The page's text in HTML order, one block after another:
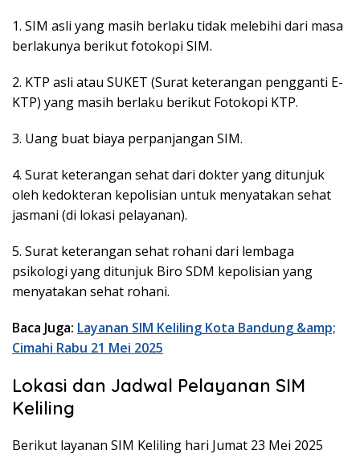
1. SIM asli yang masih berlaku tidak melebihi dari masa
berlakunya berikut fotokopi SIM.
2. KTP asli atau SUKET (Surat keterangan pengganti E-
KTP) yang masih berlaku berikut Fotokopi KTP.
3. Uang buat biaya perpanjangan SIM.
4. Surat keterangan sehat dari dokter yang ditunjuk
oleh kedokteran kepolisian untuk menyatakan sehat
jasmani (di lokasi pelayanan).
5. Surat keterangan sehat rohani dari lembaga
psikologi yang ditunjuk Biro SDM kepolisian yang
menyatakan sehat rohani.
Baca Juga: Layanan SIM Keliling Kota Bandung &amp;
Cimahi Rabu 21 Mei 2025
Lokasi dan Jadwal Pelayanan SIM
Keliling
Berikut layanan SIM Keliling hari Jumat 23 Mei 2025